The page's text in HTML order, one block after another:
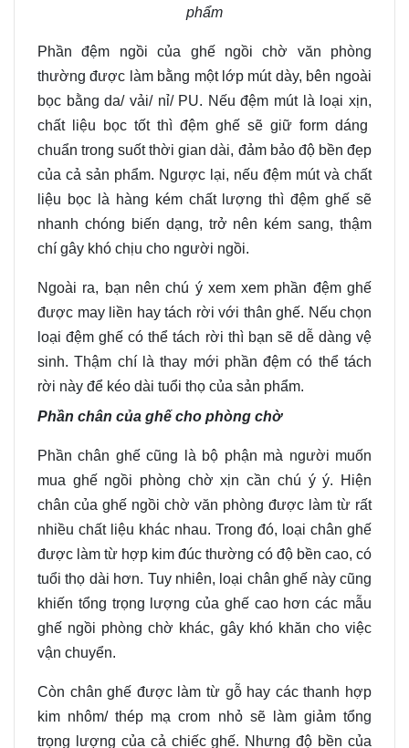
phẩm
Phầnđệm ngồi của ghế ngồi chờ văn phòng
thường được làm bằng một lớp mút dày, bên ngoài
bọc bằng da/vải/nỉ/ PU. Nếuđệm mútlà loại xịn,
chất liệu bọc tốt thì đệm ghế sẽ giữ form dáng
chuẩn trong suốt thời gian dài, đảm bảo độ bền đẹp
của cả sản phẩm. Ngược lại, nếu đệm mút và chất
liệu bọc là hàng kém chất lượng thì đệm ghế sẽ
nhanh chóng biến dạng, trở nên kém sang, thậm
chí gây khó chịu cho người ngồi.
Ngoài ra, bạn nên chú ý xem xem phần đệm ghế
được mayliền hay tách rời với thân ghế. Nếu chọn
loại đệm ghế có thể tách rời thì bạn sẽ dễ dàng vệ
sinh. Thậm chí là thay mới phần đệm có thể tách
rời này để kéo dài tuổi thọ của sản phẩm.
Phần chân của ghế cho phòng chờ
Phần chân ghế cũng là bộ phận mà người muốn
mua ghế ngồi phòng chờ xịn cần chú ý ý. Hiện
chân của ghế ngồi chờ văn phòng được làm từ rất
nhiều chất liệu khác nhau. Trong đó, loại chân ghế
được làm từ hợp kim đúc thường có độ bền cao, có
tuổi thọ dài hơn. Tuy nhiên, loại chân ghế này cũng
khiến tổng trọng lượng của ghế cao hơn các mẫu
ghế ngồi phòng chờ khác, gây khó khăn cho việc
vận chuyển.
Còn chân ghế được làm từ gỗ hay các thanh hợp
kim nhôm/thép mạcrom nhỏ sẽ làm giảmtổng
trọng lượng của cả chiếc ghế. Nhưng độ bền của